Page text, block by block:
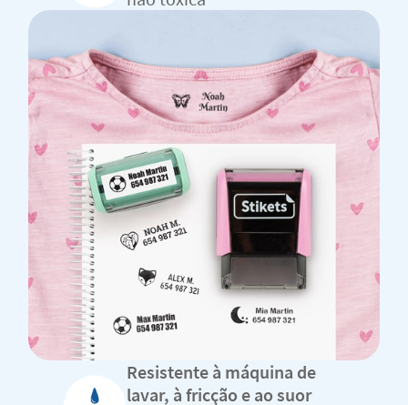
Resistente à máquina de
lavar, à fricção e ao suor